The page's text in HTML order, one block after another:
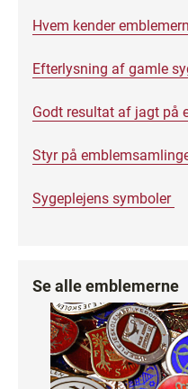
Hvem kender
Efterlysning af gamle
Godt resultat af jagt på
Styr på
Sygeplejens symboler
Se alle emblemerne